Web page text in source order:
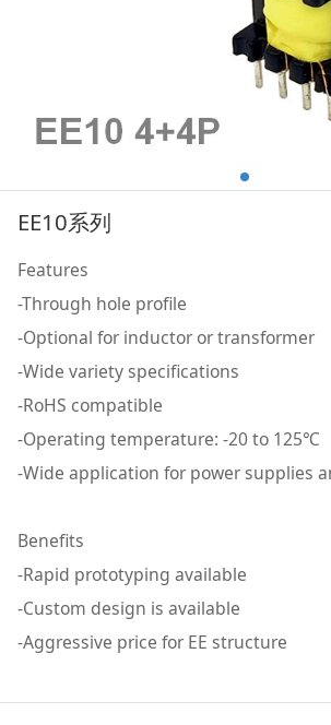
EE10系列
Features
-Through hole profile
-Optional for inductor or transformer
-Wide variety specifications
-RoHS compatible
-Operating temperature: -20 to 125℃
-Wide application for power supplies
Benefits
-Rapid prototyping available
-Custom design is available
-Aggressive price for EE structure